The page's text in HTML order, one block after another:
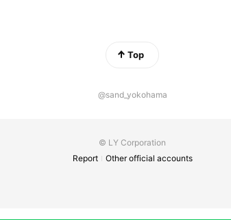
Top
@sand_yokohama
© LY Corporation
Report
Other official accounts